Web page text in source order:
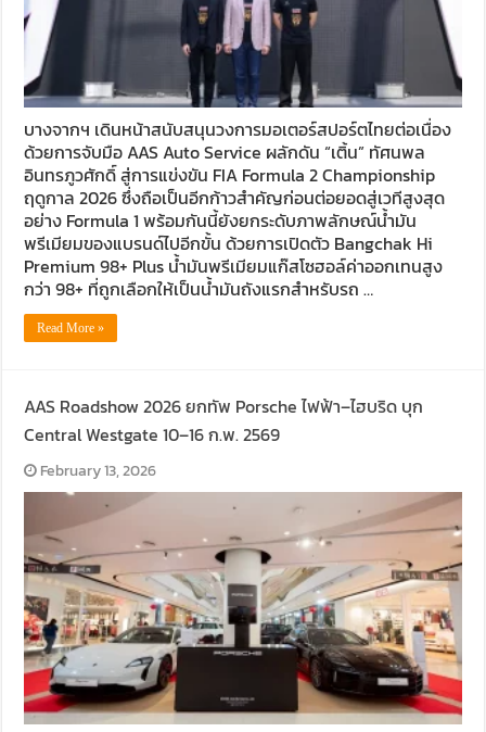
บางจากฯ เดินหน้าสนับสนุนวงการมอเตอร์สปอร์ตไทยต่อเนื่อง
ด้วยการจับมือ AAS Auto Service ผลักดัน “เติ้น” ทัศนพล
อินทรภูวศักดิ์ สู่การแข่งขัน FIA Formula 2 Championship
ฤดูกาล 2026 ซึ่งถือเป็นอีกก้าวสำคัญก่อนต่อยอดสู่เวทีสูงสุด
อย่าง Formula 1 พร้อมกันนี้ยังยกระดับภาพลักษณ์น้ำมัน
พรีเมียมของแบรนด์ไปอีกขั้น ด้วยการเปิดตัว Bangchak Hi
Premium 98+ Plus น้ำมันพรีเมียมแก๊สโซฮอล์ค่าออกเทนสูง
กว่า 98+ ที่ถูกเลือกให้เป็นน้ำมันถังแรกสำหรับรถ …
Read More »
AAS Roadshow 2026 ยกทัพ Porsche ไฟฟ้า–ไฮบริด บุก
Central Westgate 10–16 ก.พ. 2569
February 13, 2026